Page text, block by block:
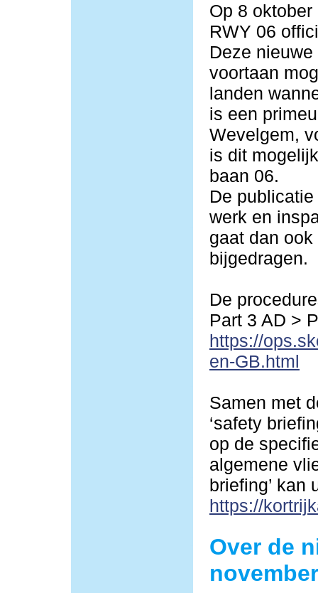
Op 8
RWY 06
Deze
voortaan
landen
is een
Wevelgem,
is dit
baan 06.
De
werk en
gaat dan
bijgedragen.
De
Part 3 AD >
https://
en-GB.html
Samen met
‘safety
op de
algemene
briefing’ kan
https://
Over de